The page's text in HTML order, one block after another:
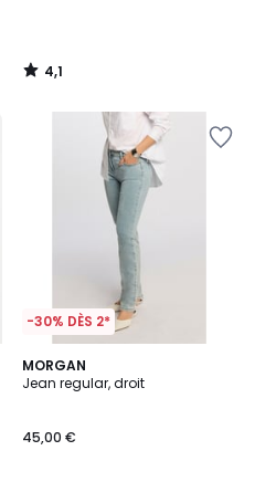
4,1
/
-30% DÈS 2*
MORGAN
Jean regular, droit
45,00 €
4,6
/ 5